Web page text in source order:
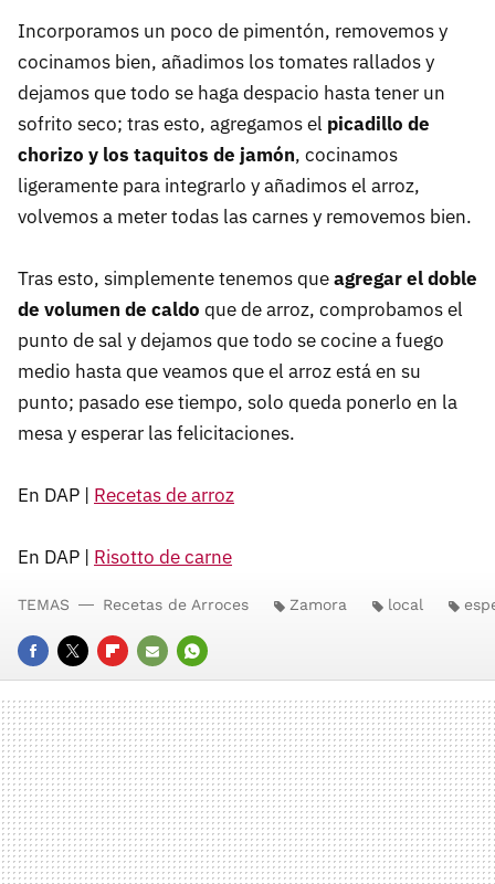
Incorporamos un poco de pimentón, removemos y
cocinamos bien, añadimos los tomates rallados y
dejamos que todo se haga despacio hasta tener un
sofrito seco; tras esto, agregamos el picadillo de
chorizo y los taquitos de jamón, cocinamos
ligeramente para integrarlo y añadimos el arroz,
volvemos a meter todas las carnes y removemos bien.
Tras esto, simplemente tenemos queagregar el doble
de volumen de caldo que de arroz, comprobamos el
punto de sal y dejamos que todo se cocine a fuego
medio hasta que veamos que el arroz está en su
punto; pasado ese tiempo, solo queda ponerlo en la
mesa y esperar las felicitaciones.
En DAP | Recetas de arroz
En DAP | Risotto de carne
FACEBOOK
TWITTERFLIPBOARD
E-
MAIL
WHATSAPP
TEMAS Recetas de Arroces Zamora local